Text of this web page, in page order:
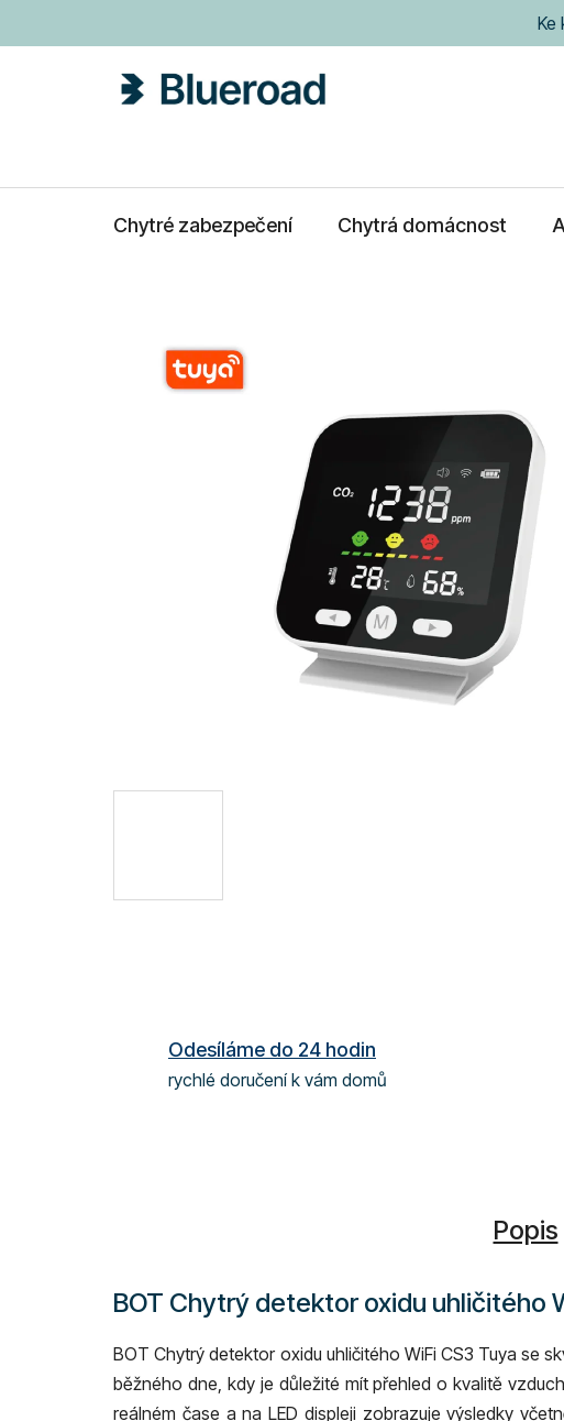
Ke
Chytré zabezpečení Chytrá domácnost
Odesíláme do 24 hodin
rychlé doručení k vám domů
Popis
BOT Chytrý detektor oxidu uhličitého
BOT Chytrý detektor oxidu uhličitého WiFi CS3 Tuya se
běžného dne, kdy je důležité mít přehled o kvalitě
reálném čase a na LED displeji zobrazuje výsledky